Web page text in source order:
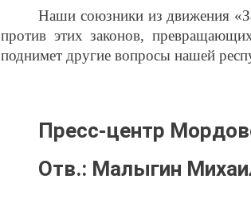
Наши союзники из движения
против этих законов,
поднимет другие вопросы нашей
Пресс-центр
Отв.: Малыгин